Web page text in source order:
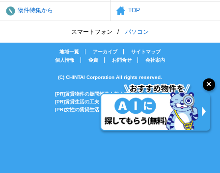
物件特集から TOP
スマートフォン パソコン
地域一覧 アーカイブ
サイトマップ
個人情報
免責 お問合せ 会社案内
(C) CHINTAI Corporation All rights reserved.
[PR]賃貸物件の疑問解決！教えてエイブルAGENT
[PR]賃貸生活の工夫を紹介！CHINTAI情報局
[PR]女性の賃貸生活を応援！Woman.CHINTAI